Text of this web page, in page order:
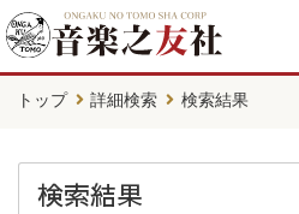
トップ 詳細検索 検索結果
検索結果